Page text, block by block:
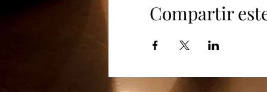
Compartir